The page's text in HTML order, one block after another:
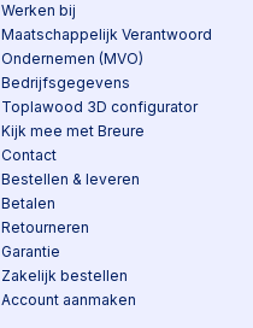
Werken bij
Maatschappelijk Verantwoord
Ondernemen (MVO)
Bedrijfsgegevens
Toplawood 3D configurator
Kijk mee met Breure
Contact
Bestellen & leveren
Betalen
Retourneren
Garantie
Zakelijk bestellen
Account aanmaken